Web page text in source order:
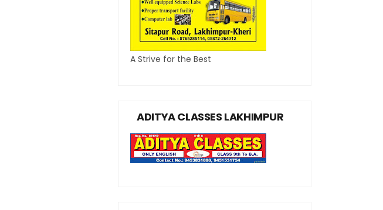
A Strive for the Best
ADITYA CLASSES LAKHIMPUR